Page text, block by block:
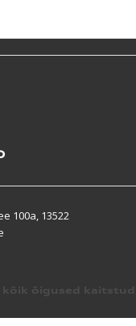
100a, 13522
kõik õigused kaitstud